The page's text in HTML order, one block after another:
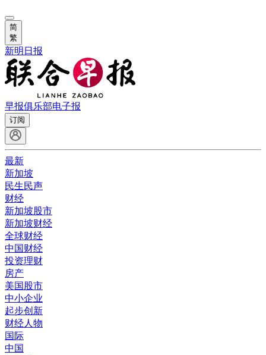
简
繁
新明日报
早报俱乐部电子报
订阅
最新
新加坡
民生民声
财经
新加坡股市
新加坡财经
全球财经
中国财经
投资理财
房产
美国股市
中小企业
起步创新
财经人物
国际
中国